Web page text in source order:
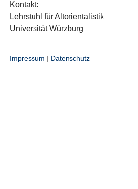
Kontakt:
Lehrstuhl für Altorientalistik
Universität Würzburg
Impressum | Datenschutz